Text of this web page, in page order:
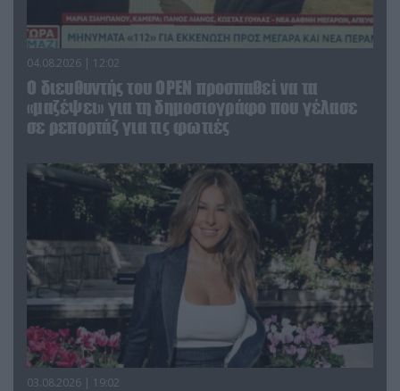
04.08.2026 | 12:02
O διευθυντής του OPEN προσπαθεί να τα
«μαζέψει» για τη δημοσιογράφο που γέλασε
σε ρεπορτάζ για τις φωτιές
03.08.2026 | 19:02